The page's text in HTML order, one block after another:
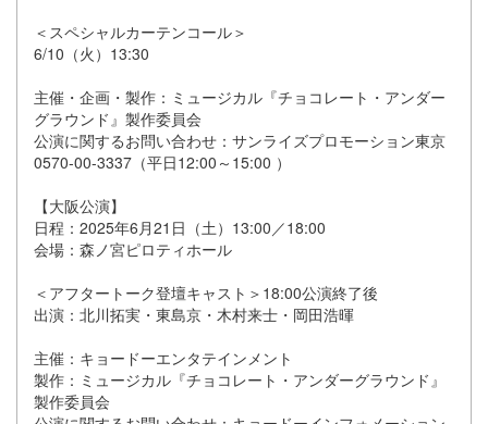
＜スペシャルカーテンコール＞
6/10（火）13:30
主催・企画・製作：ミュージカル『チョコレート・アンダー
グラウンド』製作委員会
公演に関するお問い合わせ：サンライズプロモーション東京
0570-00-3337（平日12:00～15:00 ）
【大阪公演】
日程：2025年6月21日（土）13:00／18:00
会場：森ノ宮ピロティホール
＜アフタートーク登壇キャスト＞18:00公演終了後
出演：北川拓実・東島京・木村来士・岡田浩暉
主催：キョードーエンタテインメント
製作：ミュージカル『チョコレート・アンダーグラウンド』
製作委員会